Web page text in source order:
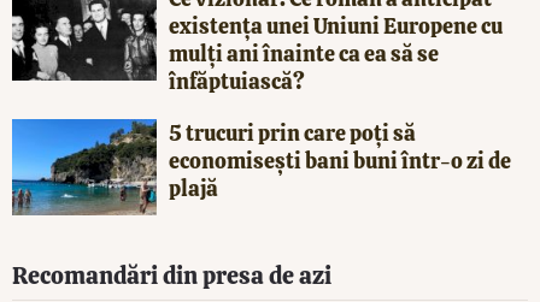
existența unei Uniuni Europene cu
mulți ani înainte ca ea să se
înfăptuiască?
5 trucuri prin care poți să
economisești bani buni într-o zi de
plajă
Recomandări din presa de azi